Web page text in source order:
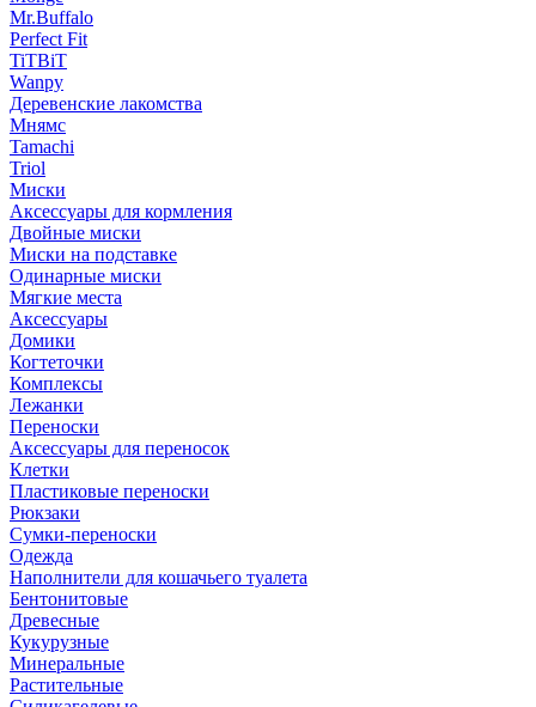
Mr.Buffalo
Perfect Fit
TiTBiT
Wanpy
Деревенские лакомства
Мнямс
Tamachi
Triol
Миски
Аксессуары для кормления
Двойные миски
Миски на подставке
Одинарные миски
Мягкие места
Аксессуары
Домики
Когтеточки
Комплексы
Лежанки
Переноски
Аксессуары для переносок
Клетки
Пластиковые переноски
Рюкзаки
Сумки-переноски
Одежда
Наполнители для кошачьего туалета
Бентонитовые
Древесные
Кукурузные
Минеральные
Растительные